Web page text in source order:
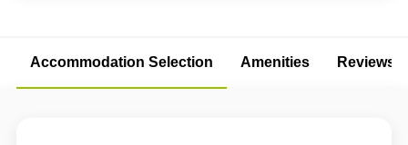
Accommodation Selection Amenities Reviews